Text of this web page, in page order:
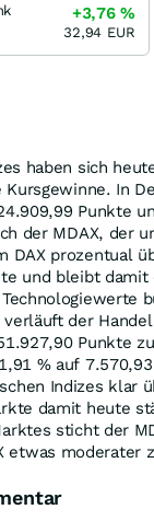
haben sich
In
Punkte
der MDAX, der
DAX prozentual
und bleibt
der
Punkte
% auf
Indizes klar
damit heute
sticht der
etwas moderater
+3,76%
32,94 EUR